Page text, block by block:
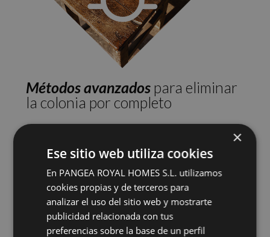
Métodos avanzados para eliminar
la colonia por completo
Eliminamos la coloniadesde el
interior yprotegemos la estructura
a largo plazo
GARFER PLAGASutilizamos tecnología moderna y
tratamientos profesionales que aseguran una
eliminación total y duradera:
×
Ese sitio web utiliza cookies
En PANGEA ROYAL HOMES S.L. utilizamos
cookies propias y de terceros para
analizar el uso del sitio web y mostrarte
publicidad relacionada con tus
preferencias sobre la base de un perfil